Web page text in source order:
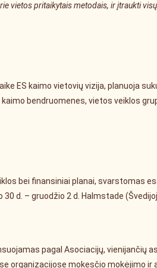
vietos pritaikytais metodais, ir įtraukti
ES kaimo vietovių vizija, planuoja
bendruomenes, vietos veiklos
bei finansiniai planai, svarstomas
d. – gruodžio 2 d. Halmstade
pagal Asociacijų, vienijančių
organizacijose mokesčio mokėjimo ir